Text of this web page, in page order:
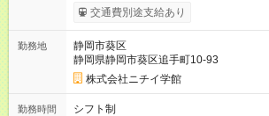
度あり 進級により給与がアップします！ 【試用期間】試用期間
あり 試用期間の長さ：3ヶ月 雇用形態、
交通費別途支給あり
勤務地
静岡市葵区
静岡県静岡市葵区追手町10-93
株式会社ニチイ学館
勤務時間
シフト制